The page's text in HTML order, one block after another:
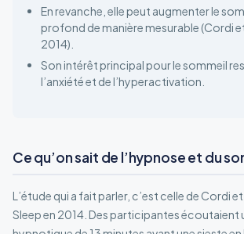
En revanche, elle peut augmenter le
profond de manière mesurable (Cordi et
2014).
Son intérêt principal pour le sommeil
l’anxiété et de l’hyperactivation.
Ce qu’on sait de l’hypnose et du
L’étude qui a fait parler, c’est celle de Cordi
Sleep en 2014. Des participantes écoutaient